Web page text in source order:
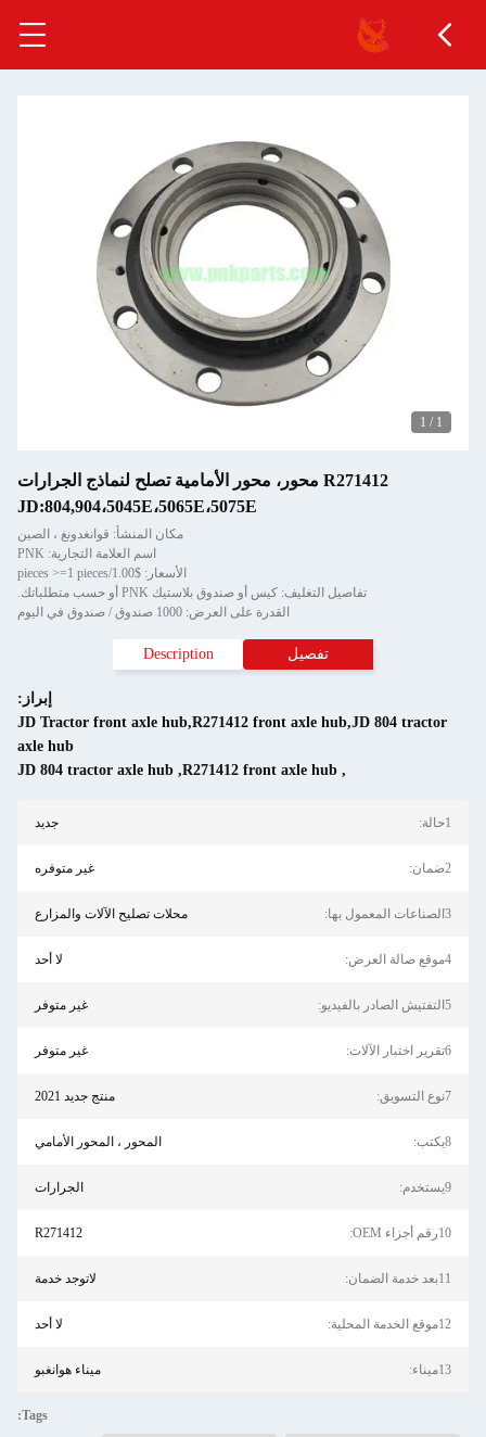
1
/
1
R271412 محور، محور الأمامية تصلح لنماذج الجرارات
JD:804,904،5045E،5065E،5075E
مكان المنشأ: قوانغدونغ ، الصين
اسم العلامة التجارية: PNK
الأسعار: $1.00/pieces >=1 pieces
تفاصيل التغليف: كيس أو صندوق بلاستيك PNK أو حسب متطلباتك.
القدرة على العرض: 1000 صندوق / صندوق في اليوم
تفصيل Description
إبراز:
JD Tractor front axle hub,R271412 front axle hub,JD 804 tractor
axle hub
,
R271412 front axle hub
,
JD 804 tractor axle hub
1حالة: جديد
2ضمان: غير متوفره
3الصناعات المعمول بها: محلات تصليح الآلات والمزارع
4موقع صالة العرض: لا أحد
5التفتيش الصادر بالفيديو: غير متوفر
6تقرير اختبار الآلات: غير متوفر
7نوع التسويق: منتج جديد 2021
8يكتب: المحور ، المحور الأمامي
9يستخدم: الجرارات
10رقم أجزاء OEM: R271412
11بعد خدمة الضمان: لاتوجد خدمة
12موقع الخدمة المحلية: لا أحد
13ميناء: ميناء هوانغبو
Tags: